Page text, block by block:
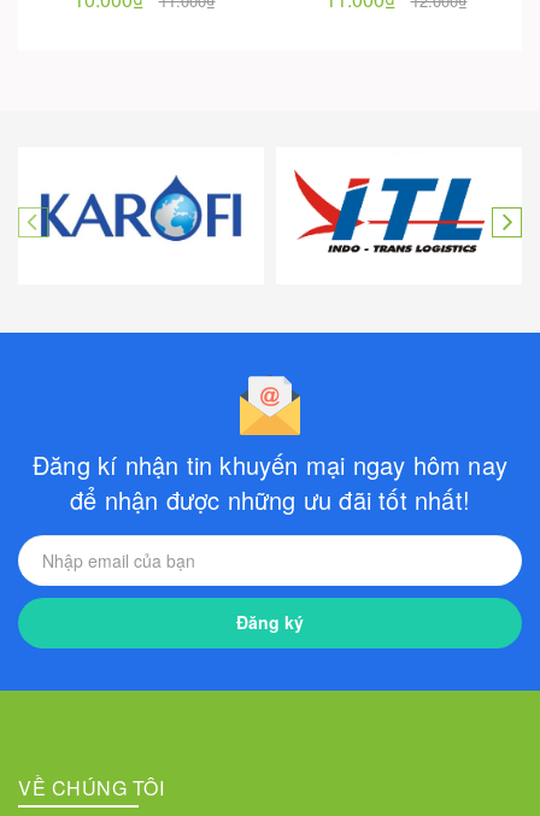
Đăng kí nhận tin khuyến mại ngay hôm nay
để nhận được những ưu đãi tốt nhất!
Đăng ký
VỀ CHÚNG TÔI